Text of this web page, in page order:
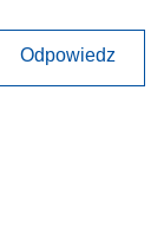
Odpowiedz